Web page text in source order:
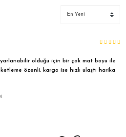
olduğu için bir çok mat boyu ile
özenli, kargo ise hızlı ulaştı harika